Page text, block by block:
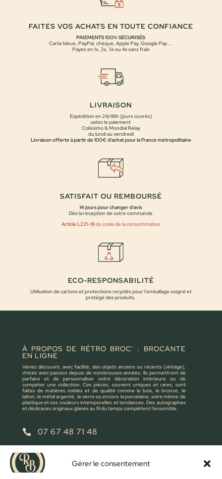
Gérer le consentement
FAITES VOS ACHATS EN TOUTE CONFIANCE
PAIEMENTS 100% SÉCURISÉS
Carte bleue, PayPal, chèque, Apple Pay, Google Pay ...
Payez en 1x, 2x, 3x ou 4x sans frais
LIVRAISON
Expédition en 24/48h (jours ouvrés)
selon le paiement
Colissimo & Mondial Relay
du lundi au vendredi
Livraison offerte à partir de 100€ d'achat pour la France métropolitaine
SATISFAIT OU REMBOURSÉ
14 jours pour changer d'avis
Dès la réception de votre commande
Article L221-18du code de la consommation
ECO-RESPONSABILITÉ
Utilisation de cartons et protections recyclés pour l'emballage soigné et
protégé des produits.
À PROPOS DE RÉTRO BROC' : BROCANTE
EN LIGNE
Venez découvrir, avec facilité, des objets anciens ou récents (vintage),
chinés avec passion depuis de nombreuses années. Ils permettront de
parfaire et de personnaliser votre décoration intérieure ou de
compéter une collection. Ces pièces, souvent uniques et rares, sont
faites de matières nobles et de qualité comme le bois, le bronze, le
laiton, le métal argenté, le verre ou encore la porcelaine, voire même de
plastique et ses couleurs intemporelles et tendances. Des autographes
et dédicaces originaux glanés au fil du temps complètent l’ensemble.
 07 67 48 71 48
 retrobroc85@gmail.com